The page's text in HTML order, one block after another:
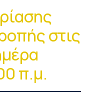
στις
π.μ.